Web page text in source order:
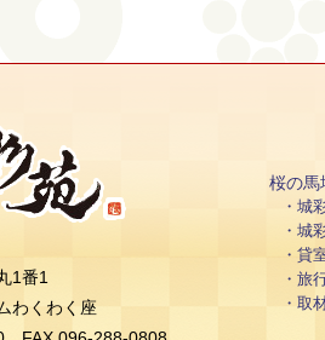
1番1
わくわく座
桜の馬
城
城
貸
旅
取